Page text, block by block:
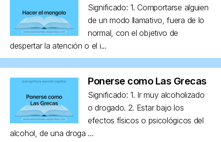
Significado: 1. Comportarse alguien
de un modo llamativo, fuera de lo
normal, con el objetivo de
despertar la atención o el i...
Ponerse como Las Grecas
Significado: 1. Ir muy alcoholizado
o drogado. 2. Estar bajo los
efectos físicos o psicológicos del
alcohol, de una droga ...